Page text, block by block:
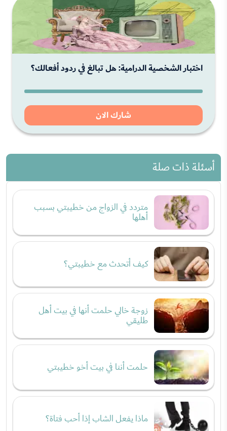
اختبار الشخصية الدرامية: هل تبالغ في ردود أفعالك؟
شارك الان
أسئلة ذات صلة
متردد في الزواج من خطيبتي بسبب
أهلها
كيف أتحدث مع خطيبتي؟
زوجة خالي حلمت أنها في بيت أهل
طليقي
حلمت أننا في بيت أخو خطيبتي
ماذا يفعل الشاب إذا أحب فتاة؟